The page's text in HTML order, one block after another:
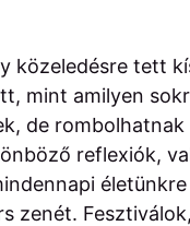
közeledésre tett
mint amilyen
de
reflexiók,
zenét.